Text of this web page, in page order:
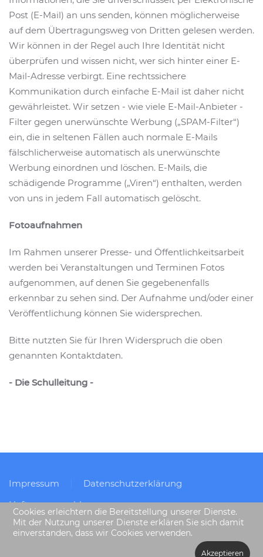
Post (E-Mail) an uns senden, können möglicherweise
auf dem Übertragungsweg von Dritten gelesen werden.
Wir können in der Regel auch Ihre Identität nicht
überprüfen und wissen nicht, wer sich hinter einer E-
Mail-Adresse verbirgt. Eine rechtssichere
Kommunikation durch einfache E-Mail ist daher nicht
gewährleistet. Wir setzen - wie viele E-Mail-Anbieter -
Filter gegen unerwünschte Werbung („SPAM-Filter“)
ein, die in seltenen Fällen auch normale E-Mails
fälschlicherweise automatisch als unerwünschte
Werbung einordnen und löschen. E-Mails, die
schädigende Programme („Viren“) enthalten, werden
von uns in jedem Fall automatisch gelöscht.
Fotoaufnahmen
Im Rahmen unserer Presse- und Öffentlichkeitsarbeit
werden bei Veranstaltungen und Terminen Fotos
aufgenommen, auf denen Sie gegebenenfalls
erkennbar zu sehen sind. Der Aufnahme und/oder einer
Veröffentlichung können Sie widersprechen.
Bitte nutzten Sie für Ihren Widerspruch die oben
genannten Kontaktdaten.
- Die Schulleitung -
Impressum
Datenschutzerklärung
Haftungsausschluss
Cookies erleichtern die Bereitstellung unserer Dienste.
Mit der Nutzung unserer Dienste erklären Sie sich damit
einverstanden, dass wir Cookies verwenden.
Akzeptieren